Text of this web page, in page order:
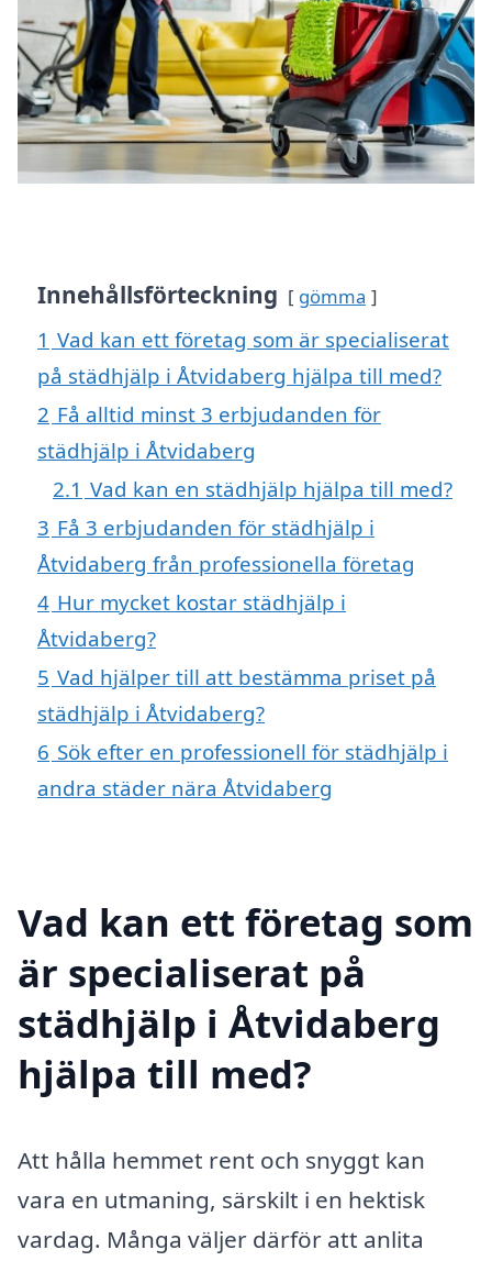
Innehållsförteckning gömma
1 Vad kan ett företag som är specialiserat
på städhjälp i Åtvidaberg hjälpa till med?
2 Få alltid minst 3 erbjudanden för
städhjälp i Åtvidaberg
2.1 Vad kan en städhjälp hjälpa till med?
3 Få 3 erbjudanden för städhjälp i
Åtvidaberg från professionella företag
4 Hur mycket kostar städhjälp i
Åtvidaberg?
5 Vad hjälper till att bestämma priset på
städhjälp i Åtvidaberg?
6 Sök efter en professionell för städhjälp i
andra städer nära Åtvidaberg
Vad kan ett företag som
är specialiserat på
städhjälp i Åtvidaberg
hjälpa till med?
Att hålla hemmet rent och snyggt kan
vara en utmaning, särskilt i en hektisk
vardag. Många väljer därför att anlita